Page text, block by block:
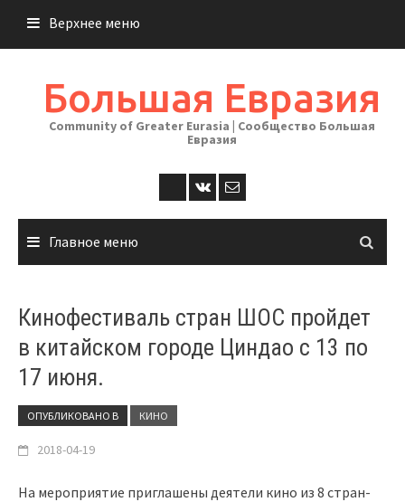
содержимому
Верхнее меню
Большая Евразия
Community of Greater Eurasia | Сообщество Большая
Евразия
Главное меню
Кинофестиваль стран ШОС пройдет
в китайском городе Циндао с 13 по
17 июня.
ОПУБЛИКОВАНО В КИНО
2018-04-19
На мероприятие приглашены деятели кино из 8 стран-